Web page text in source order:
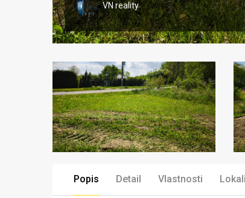
VN reality
Popis Detail Vlastnosti